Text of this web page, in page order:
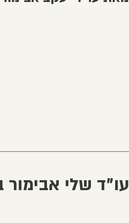
עו״ד שלי אבימור